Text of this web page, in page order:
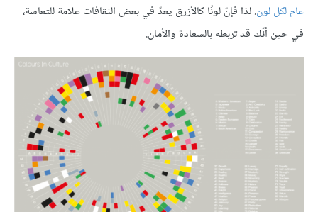
عام لكل لون. لذا فإنّ لونًا كالأزرق يعدّ في بعض الثقافات علامة للتعاسة،
في حين أنّك قد تربطه بالسعادة والأمان.